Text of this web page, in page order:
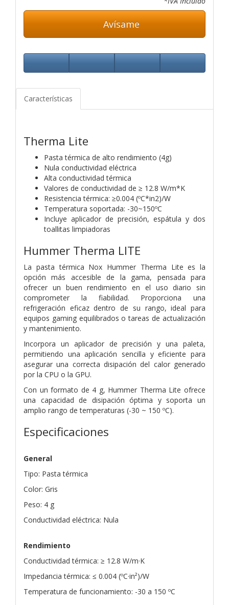
Avísame
Características
Therma Lite
Pasta térmica de alto rendimiento (4g)
Nula conductividad eléctrica
Alta conductividad térmica
Valores de conductividad de ≥ 12.8 W/m*K
Resistencia térmica: ≥0.004 (ºC*in2)/W
Temperatura soportada: -30~150ºC
Incluye aplicador de precisión, espátula y dos
toallitas limpiadoras
Hummer Therma LITE
La pasta térmica Nox Hummer Therma Lite es la
opción más accesible de la gama, pensada para
ofrecer un buen rendimiento en el uso diario sin
comprometer la fiabilidad. Proporciona una
refrigeración eficaz dentro de su rango, ideal para
equipos gaming equilibrados o tareas de actualización
y mantenimiento.
Incorpora un aplicador de precisión y una paleta,
permitiendo una aplicación sencilla y eficiente para
asegurar una correcta disipación del calor generado
por la CPU o la GPU.
Con un formato de 4 g, Hummer Therma Lite ofrece
una capacidad de disipación óptima y soporta un
amplio rango de temperaturas (-30 ~ 150 ºC).
Especificaciones
General
Tipo: Pasta térmica
Color: Gris
Peso: 4 g
Conductividad eléctrica: Nula
Rendimiento
Conductividad térmica: ≥ 12.8 W/m·K
Impedancia térmica: ≤ 0.004 (ºC·in²)/W
Temperatura de funcionamiento: -30 a 150 ºC